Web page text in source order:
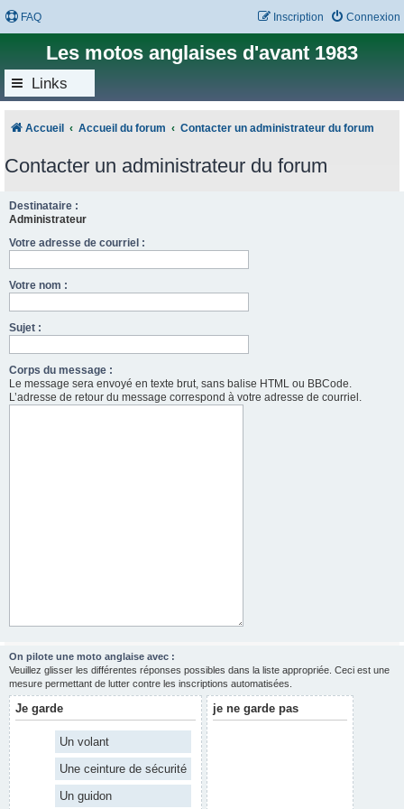
FAQ Connexion
Inscription
Les motos anglaises d'avant 1983
Links
Accueil Accueil du forum Contacter un administrateur du forum
Contacter un administrateur du forum
Destinataire :
Administrateur
Votre adresse de courriel :
Votre nom :
Sujet :
Corps du message :
Le message sera envoyé en texte brut, sans balise HTML ou BBCode.
L’adresse de retour du message correspond à votre adresse de courriel.
On pilote une moto anglaise avec :
Veuillez glisser les différentes réponses possibles dans la liste appropriée. Ceci est une
mesure permettant de lutter contre les inscriptions automatisées.
Je garde
Un volant
Une ceinture de sécurité
Un guidon
je ne garde pas